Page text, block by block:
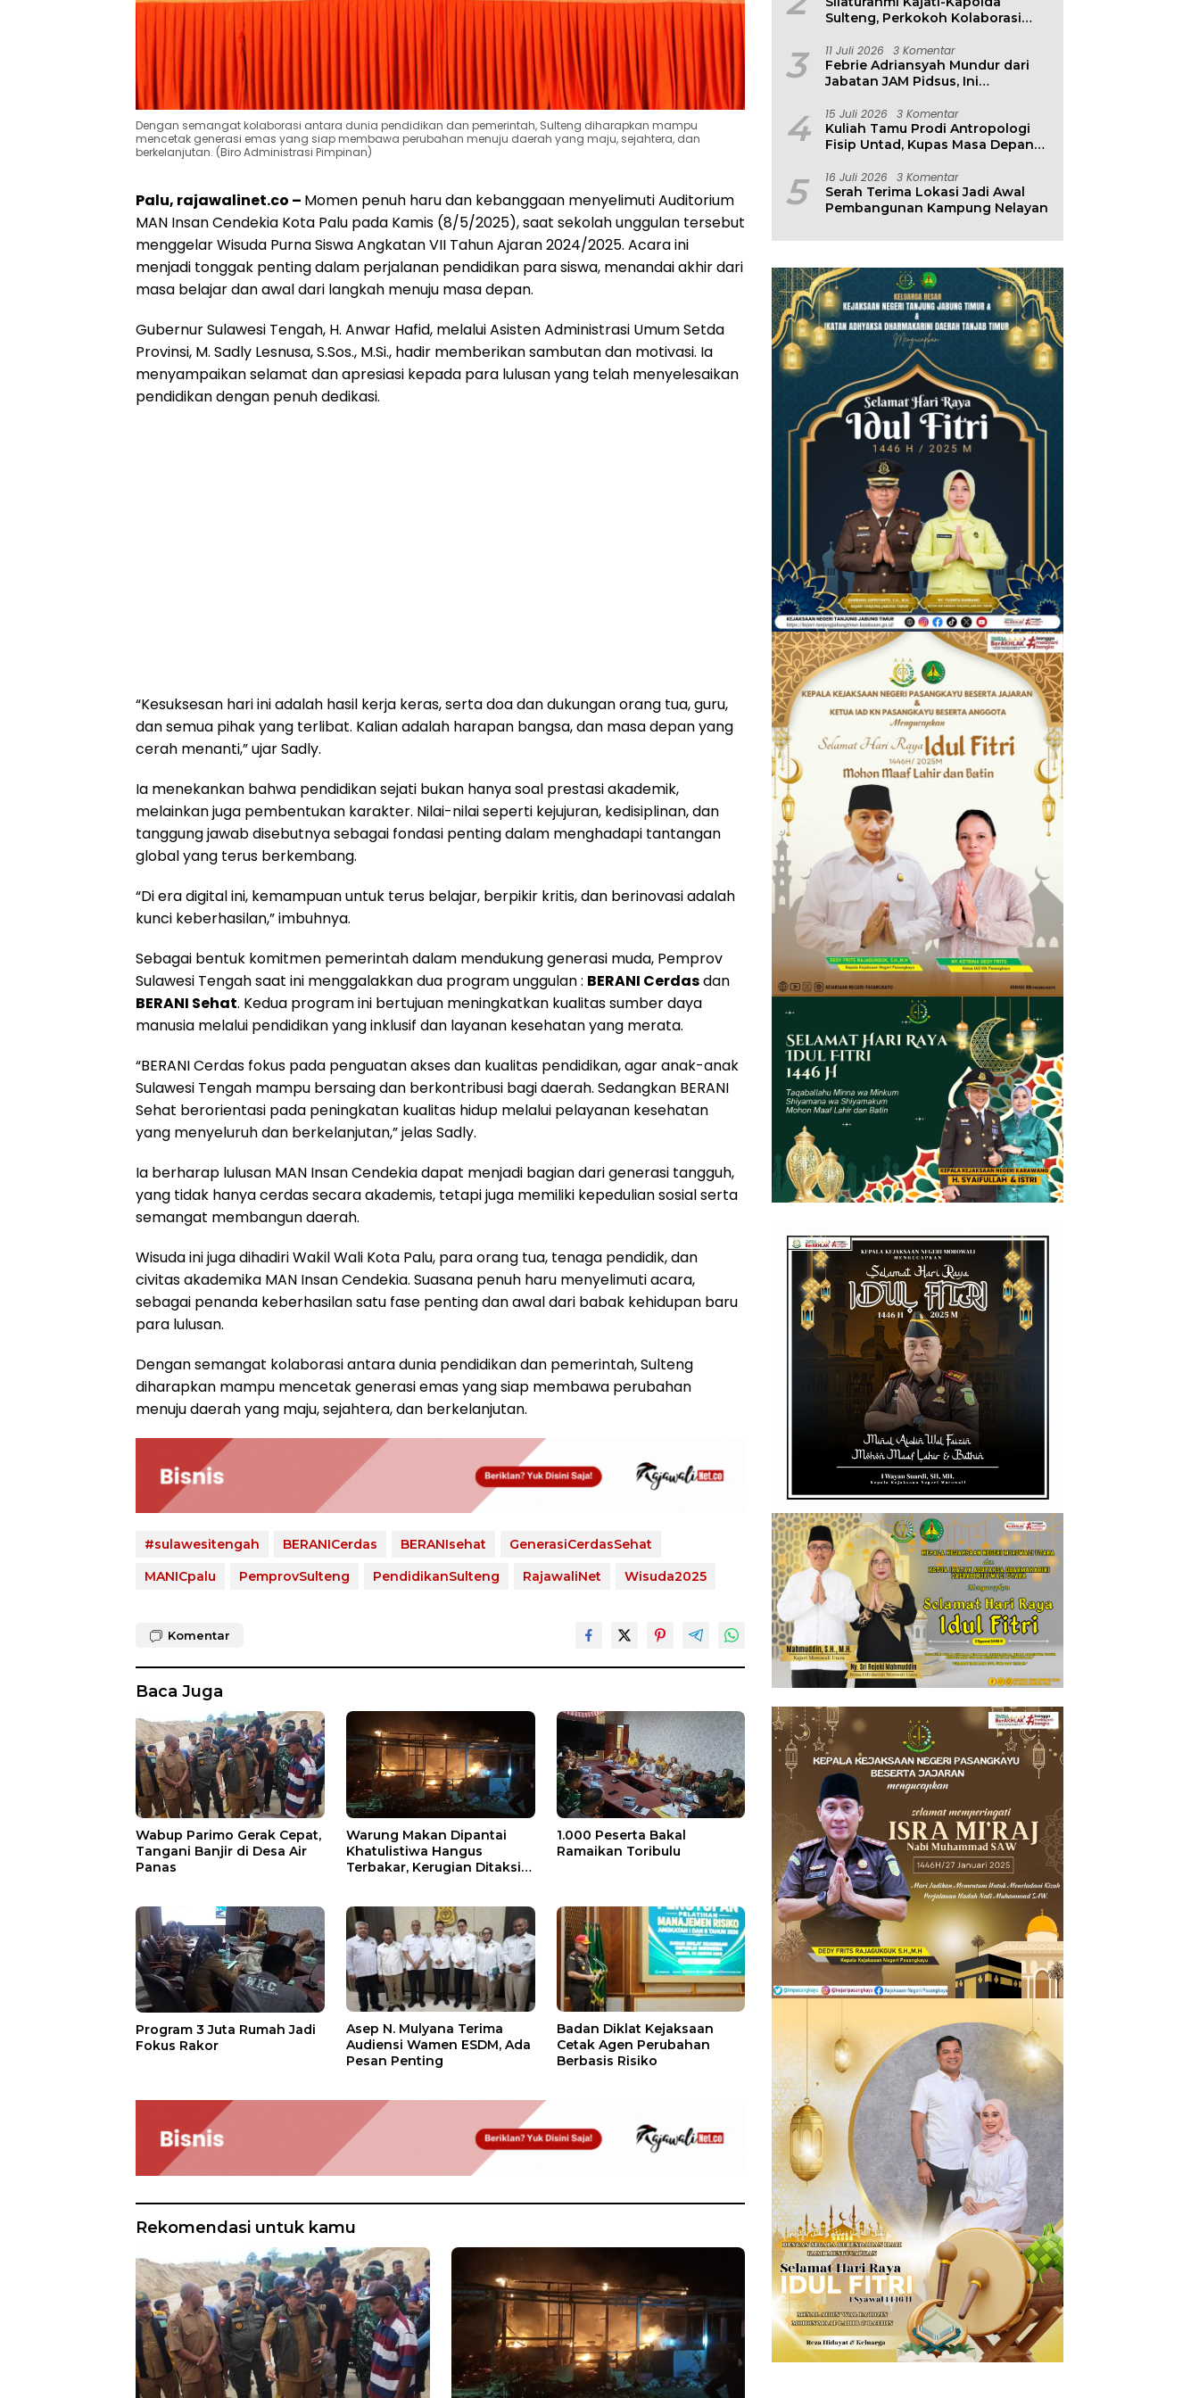
Dengan semangat kolaborasi antara dunia pendidikan dan pemerintah, Sulteng diharapkan mampu
mencetak generasi emas yang siap membawa perubahan menuju daerah yang maju, sejahtera, dan
berkelanjutan. (Biro Administrasi Pimpinan)
Palu, rajawalinet.co – Momen penuh haru dan kebanggaan menyelimuti Auditorium
MAN Insan Cendekia Kota Palu pada Kamis (8/5/2025), saat sekolah unggulan tersebut
menggelar Wisuda Purna Siswa Angkatan VII Tahun Ajaran 2024/2025. Acara ini
menjadi tonggak penting dalam perjalanan pendidikan para siswa, menandai akhir dari
masa belajar dan awal dari langkah menuju masa depan.
Gubernur Sulawesi Tengah, H. Anwar Hafid, melalui Asisten Administrasi Umum Setda
Provinsi, M. Sadly Lesnusa, S.Sos., M.Si., hadir memberikan sambutan dan motivasi. Ia
menyampaikan selamat dan apresiasi kepada para lulusan yang telah menyelesaikan
pendidikan dengan penuh dedikasi.
“Kesuksesan hari ini adalah hasil kerja keras, serta doa dan dukungan orang tua, guru,
dan semua pihak yang terlibat. Kalian adalah harapan bangsa, dan masa depan yang
cerah menanti,” ujar Sadly.
Ia menekankan bahwa pendidikan sejati bukan hanya soal prestasi akademik,
melainkan juga pembentukan karakter. Nilai-nilai seperti kejujuran, kedisiplinan, dan
tanggung jawab disebutnya sebagai fondasi penting dalam menghadapi tantangan
global yang terus berkembang.
“Di era digital ini, kemampuan untuk terus belajar, berpikir kritis, dan berinovasi adalah
kunci keberhasilan,” imbuhnya.
Sebagai bentuk komitmen pemerintah dalam mendukung generasi muda, Pemprov
Sulawesi Tengah saat ini menggalakkan dua program unggulan : BERANI Cerdasdan
BERANI Sehat. Kedua program ini bertujuan meningkatkan kualitas sumber daya
manusia melalui pendidikan yang inklusif dan layanan kesehatan yang merata.
“BERANI Cerdas fokus pada penguatan akses dan kualitas pendidikan, agar anak-anak
Sulawesi Tengah mampu bersaing dan berkontribusi bagi daerah. Sedangkan BERANI
Sehat berorientasi pada peningkatan kualitas hidup melalui pelayanan kesehatan
yang menyeluruh dan berkelanjutan,” jelas Sadly.
Ia berharap lulusan MAN Insan Cendekia dapat menjadi bagian dari generasi tangguh,
yang tidak hanya cerdas secara akademis, tetapi juga memiliki kepedulian sosial serta
semangat membangun daerah.
Wisuda ini juga dihadiri Wakil Wali Kota Palu, para orang tua, tenaga pendidik, dan
civitas akademika MAN Insan Cendekia. Suasana penuh haru menyelimuti acara,
sebagai penanda keberhasilan satu fase penting dan awal dari babak kehidupan baru
para lulusan.
Dengan semangat kolaborasi antara dunia pendidikan dan pemerintah, Sulteng
diharapkan mampu mencetak generasi emas yang siap membawa perubahan
menuju daerah yang maju, sejahtera, dan berkelanjutan.
#sulawesitengah BERANICerdas BERANIsehat
GenerasiCerdasSehat
MANICpalu
PemprovSulteng PendidikanSulteng RajawaliNet Wisuda2025
Komentar
Baca Juga
Wabup Parimo Gerak Cepat,
Tangani Banjir di Desa Air
Panas
Warung Makan Dipantai
Khatulistiwa Hangus
Terbakar, Kerugian Ditaksir
1.000 Peserta Bakal
Ramaikan Toribulu
Program 3 Juta Rumah Jadi
Fokus Rakor
Asep N. Mulyana Terima
Audiensi Wamen ESDM, Ada
Pesan Penting
Badan Diklat Kejaksaan
Cetak Agen Perubahan
Berbasis Risiko
Rekomendasi untuk kamu
Sulteng, Perkokoh Kolaborasi
3 11 Juli 2026 3 Komentar
Febrie Adriansyah Mundur dari
Jabatan JAM Pidsus, Ini
4 15 Juli 2026 3 Komentar
Kuliah Tamu Prodi Antropologi
Fisip Untad, Kupas Masa Depan
Lingkungan
5 16 Juli 2026 3 Komentar
Serah Terima Lokasi Jadi Awal
Pembangunan Kampung Nelayan